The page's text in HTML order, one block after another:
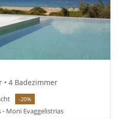
• 4 Badezimmer
-20%
Moni Evaggelistrias